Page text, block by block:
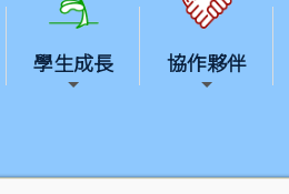
學生成長 協作夥伴